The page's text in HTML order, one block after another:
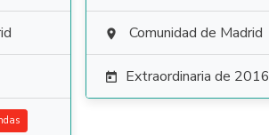
 Comunidad de Madrid
 Extraordinaria de 2016